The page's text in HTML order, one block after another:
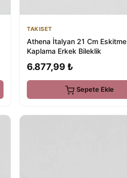
TAKISET
Athena İtalyan 21 Cm
Kaplama Erkek Bileklik
6.877,99 ₺
Sepete Ekle